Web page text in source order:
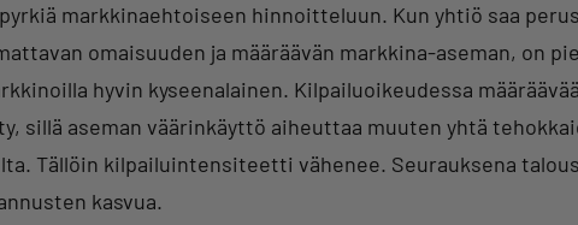
markkinaehtoiseen hinnoitteluun. Kun yhtiö saa
omaisuuden ja määräävän markkina-aseman, on
hyvin kyseenalainen. Kilpailuoikeudessa
sillä aseman väärinkäyttö aiheuttaa muuten yhtä
Tällöin kilpailuintensiteetti vähenee. Seurauksena
kasvua.